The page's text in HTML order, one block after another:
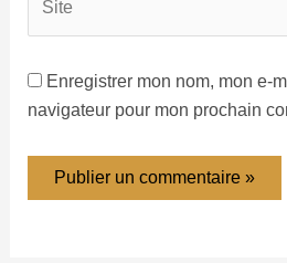
Enregistrer mon nom, mon e-
navigateur pour mon prochain